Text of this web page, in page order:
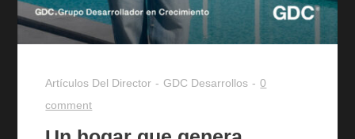
Artículos Del Director GDC Desarrollos
0
comment